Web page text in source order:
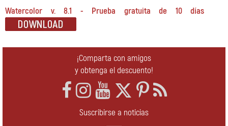
Watercolor v. 8.1 - Prueba gratuita de 10 días
¡Comparta con amigos
y obtenga el descuento!
Suscribirse a noticias